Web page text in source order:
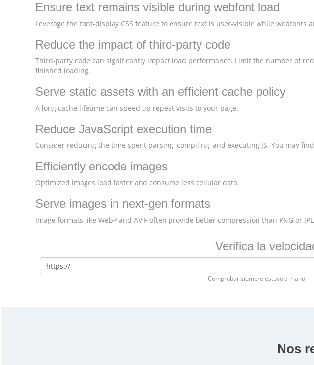
Ensure text remains visible during webfont load
Leverage the font-display CSS feature to ensure text is user-visible while webfonts
Reduce the impact of third-party code
Third-party code can significantly impact load performance. Limit the number of
finished loading.
Serve static assets with an efficient cache policy
A long cache lifetime can speed up repeat visits to your page.
Reduce JavaScript execution time
Consider reducing the time spent parsing, compiling, and executing JS. You may
Efficiently encode images
Optimized images load faster and consume less cellular data.
Serve images in next-gen formats
Image formats like WebP and AVIF often provide better compression than PNG or
Verifica la
Comprobar siempre estuvo a mano —
Nos